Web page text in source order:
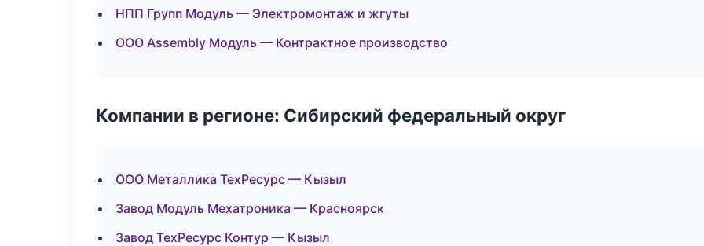
НПП Групп Модуль — Электромонтаж и жгуты
ООО Assembly Модуль — Контрактное производство
Компании в регионе: Сибирский федеральный округ
ООО Металлика ТехРесурс — Кызыл
Завод Модуль Мехатроника — Красноярск
Завод ТехРесурс Контур — Кызыл